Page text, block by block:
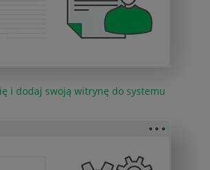
i dodaj swoją witrynę do systemu